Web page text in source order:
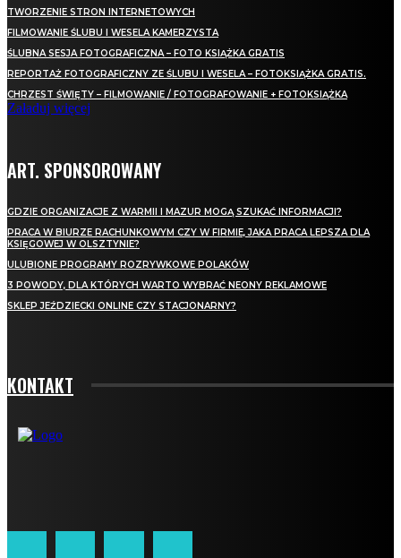
TWORZENIE STRON INTERNETOWYCH
FILMOWANIE ŚLUBU I WESELA KAMERZYSTA
ŚLUBNA SESJA FOTOGRAFICZNA – FOTO KSIĄŻKA GRATIS
REPORTAŻ FOTOGRAFICZNY ZE ŚLUBU I WESELA – FOTOKSIĄŻKA GRATIS.
CHRZEST ŚWIĘTY – FILMOWANIE / FOTOGRAFOWANIE + FOTOKSIĄŻKA
Załaduj więcej
ART. SPONSOROWANY
GDZIE ORGANIZACJE Z WARMII I MAZUR MOGĄ SZUKAĆ INFORMACJI?
PRACA W BIURZE RACHUNKOWYM CZY W FIRMIE, JAKA PRACA LEPSZA DLA
KSIĘGOWEJ W OLSZTYNIE?
ULUBIONE PROGRAMY ROZRYWKOWE POLAKÓW
3 POWODY, DLA KTÓRYCH WARTO WYBRAĆ NEONY REKLAMOWE
SKLEP JEŹDZIECKI ONLINE CZY STACJONARNY?
KONTAKT